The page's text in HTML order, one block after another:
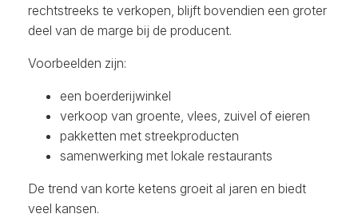
rechtstreeks te verkopen, blijft bovendien een groter
deel van de marge bij de producent.
Voorbeelden zijn:
een boerderijwinkel
verkoop van groente, vlees, zuivel of eieren
pakketten met streekproducten
samenwerking met lokale restaurants
De trend van korte ketens groeit al jaren en biedt
veel kansen.